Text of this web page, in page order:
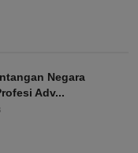
Negara
Adv...